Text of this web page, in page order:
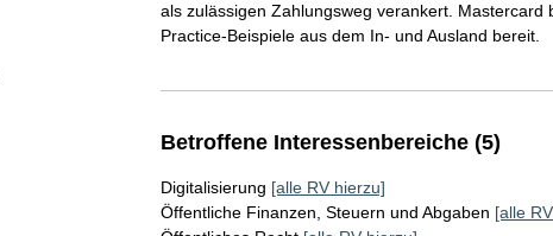
als zulässigen Zahlungsweg verankert.
Practice-Beispiele aus dem In- und Ausland bereit.
Betroffene Interessenbereiche (5)
Digitalisierung [alle RV hierzu]
Öffentliche Finanzen, Steuern und Abgaben [alle